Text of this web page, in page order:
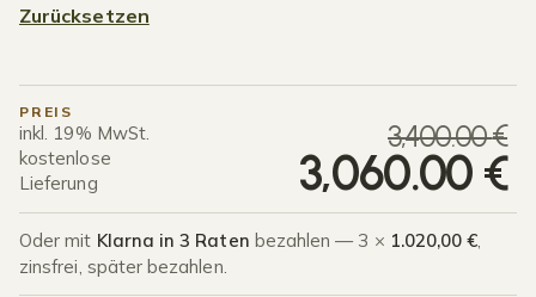
Zurücksetzen
PREIS
inkl. 19% MwSt.
kostenlose
Lieferung
3,400.00€
3,060.00 €
Oder mit Klarna in 3 Raten bezahlen — 3 × 1.020,00 €,
zinsfrei, später bezahlen.